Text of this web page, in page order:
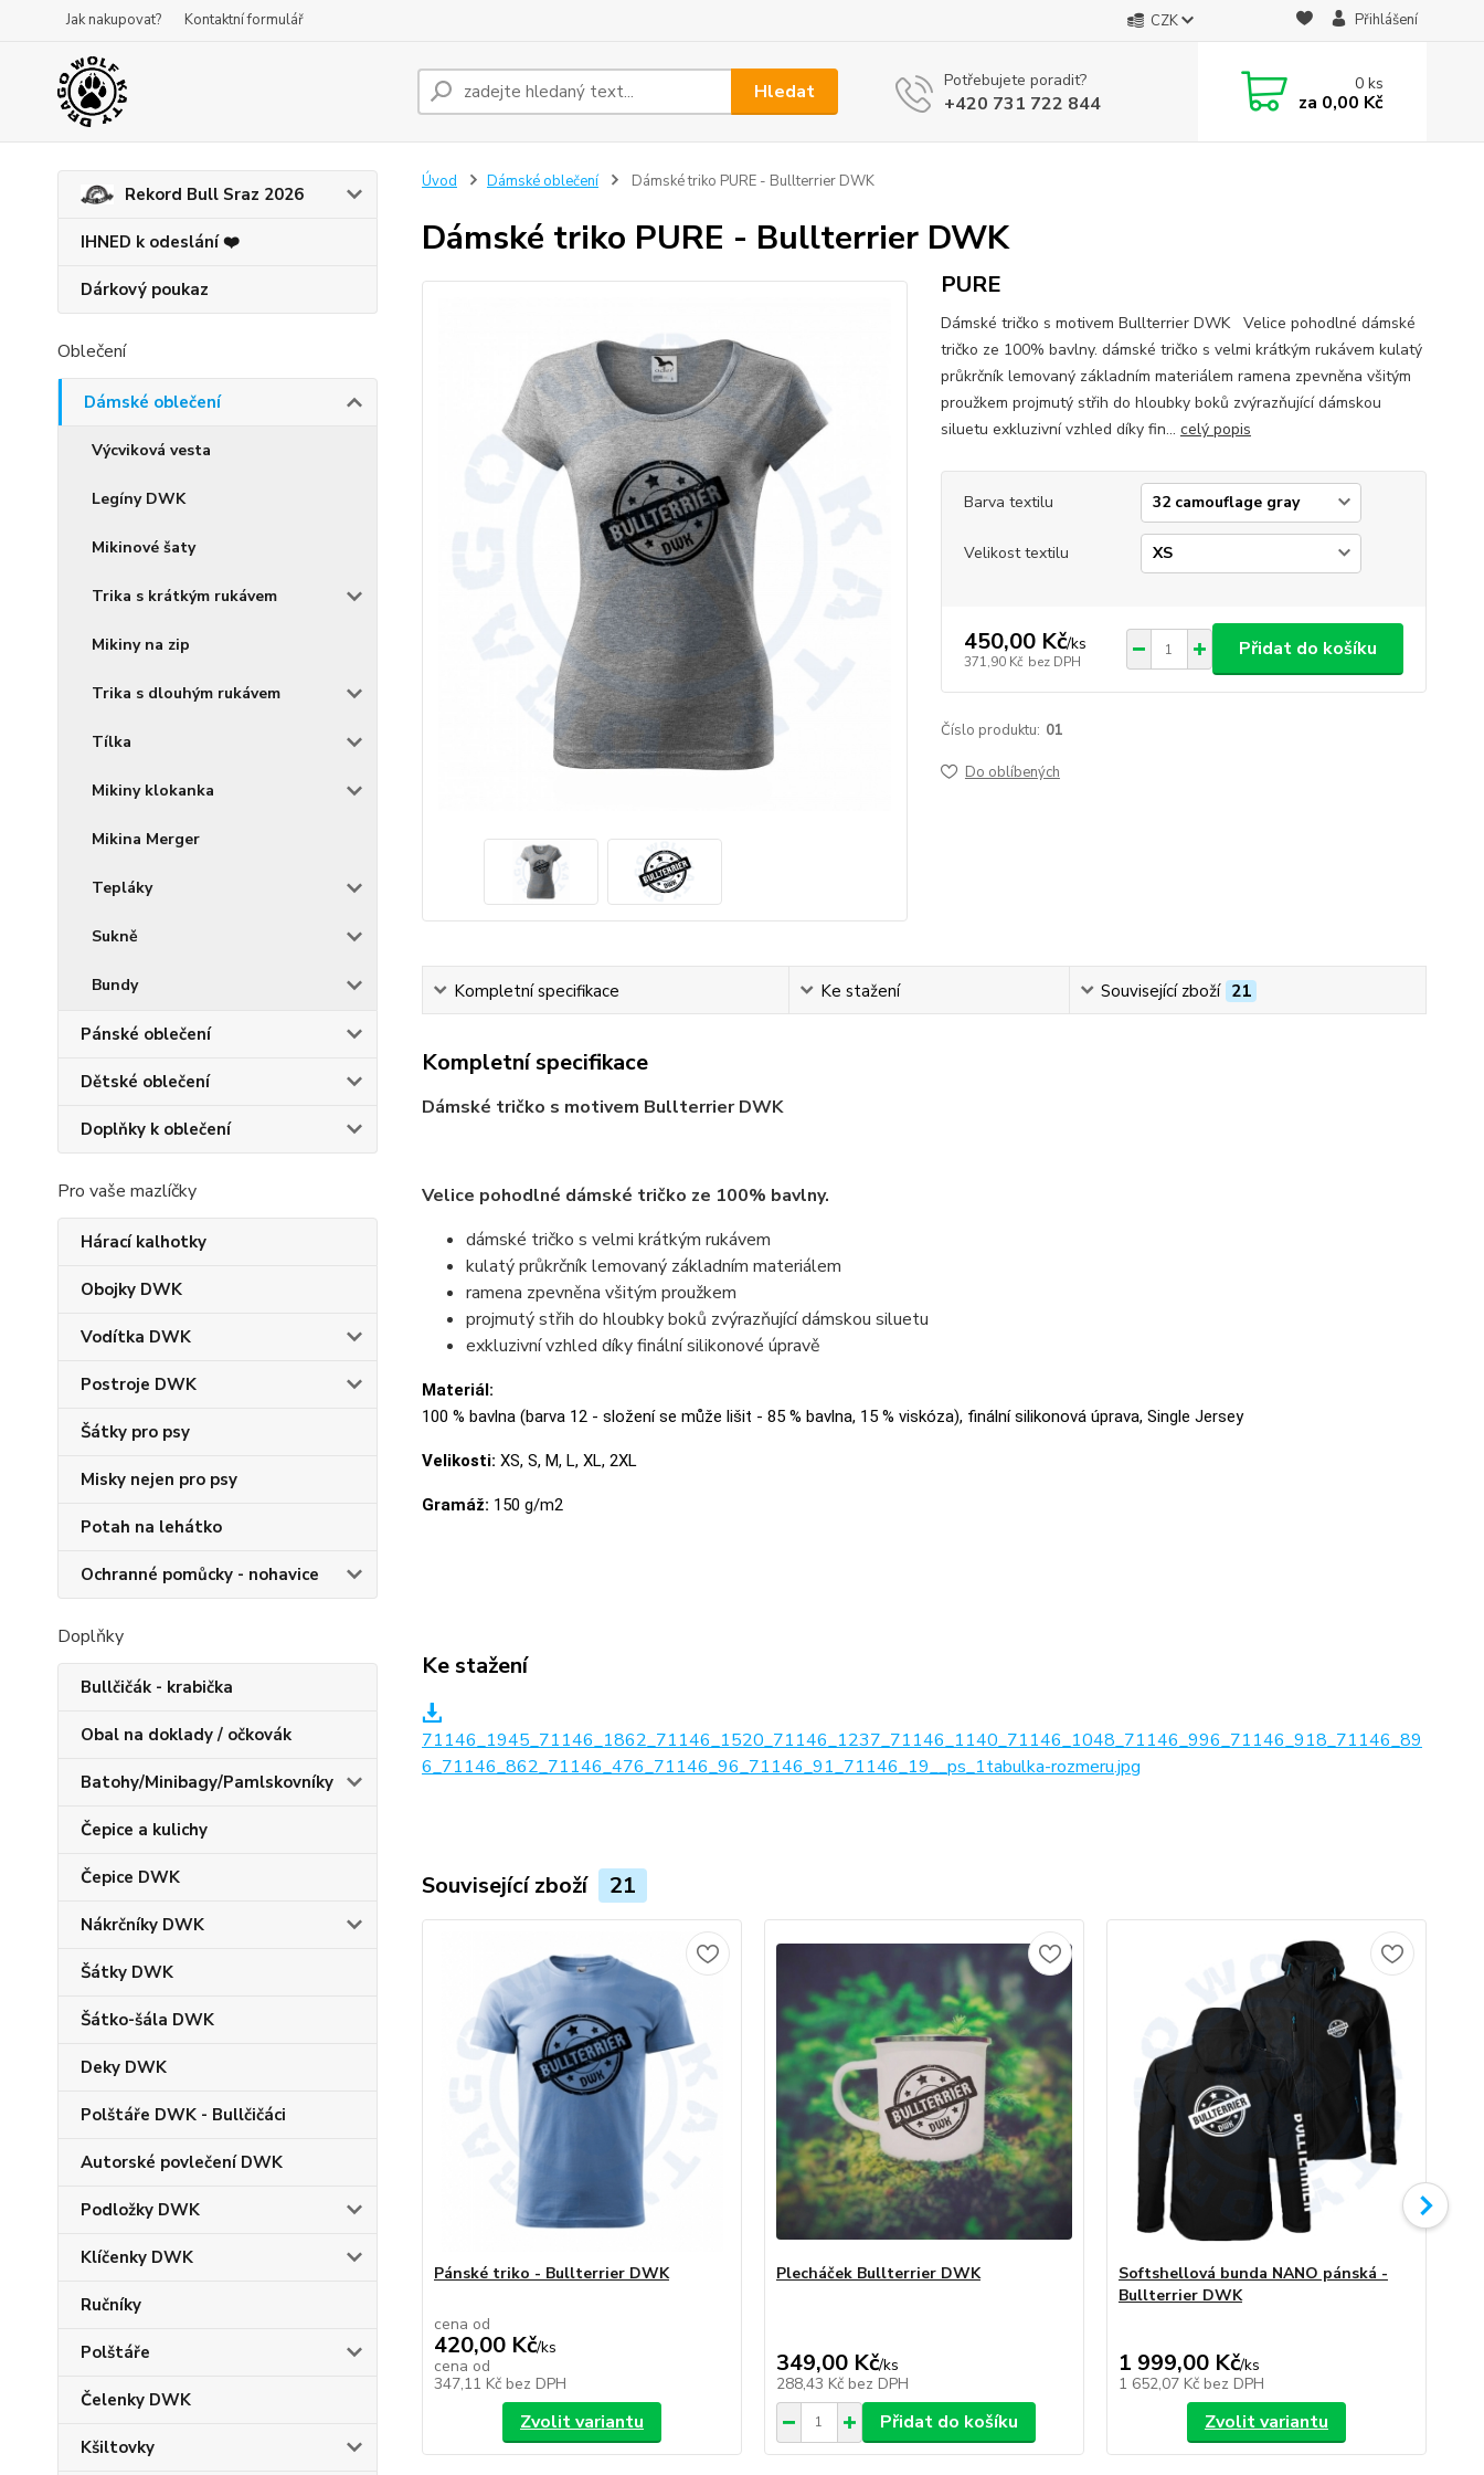
Jak nakupovat? Kontaktní formulář CZK Přihlášení
Hledat Potřebujete poradit?
+420 731 722 844
0ks
za 0,00 Kč
Rekord Bull Sraz 2026
IHNED k odeslání ❤️
Dárkový poukaz
Oblečení
Dámské oblečení
Výcviková vesta
Legíny DWK
Mikinové šaty
Trika s krátkým rukávem
Mikiny na zip
Trika s dlouhým rukávem
Tílka
Mikiny klokanka
Mikina Merger
Tepláky
Sukně
Bundy
Pánské oblečení
Dětské oblečení
Doplňky k oblečení
Pro vaše mazlíčky
Hárací kalhotky
Obojky DWK
Vodítka DWK
Postroje DWK
Šátky pro psy
Misky nejen pro psy
Potah na lehátko
Ochranné pomůcky - nohavice
Doplňky
Bullčičák - krabička
Obal na doklady / očkovák
Batohy/Minibagy/Pamlskovníky
Čepice a kulichy
Čepice DWK
Nákrčníky DWK
Šátky DWK
Šátko-šála DWK
Deky DWK
Polštáře DWK - Bullčičáci
Autorské povlečení DWK
Podložky DWK
Klíčenky DWK
Ručníky
Polštáře
Čelenky DWK
Kšiltovky
Úvod Dámské oblečení Dámské triko PURE - Bullterrier DWK
Dámské triko PURE - Bullterrier DWK
PURE
Dámské tričko s motivem Bullterrier DWK Velice pohodlné dámské
tričko ze 100% bavlny. dámské tričko s velmi krátkým rukávem kulatý
průkrčník lemovaný základním materiálem ramena zpevněna všitým
proužkem projmutý střih do hloubky boků zvýrazňující dámskou
siluetu exkluzivní vzhled díky fin... celý popis
Barva textilu
Velikost textilu
450,00 Kč/ks
371,90 Kč bez DPH
Přidat do košíku
Číslo produktu: 01
Do oblíbených
Kompletní specifikace Ke stažení Související zboží 21
Kompletní specifikace
Dámské tričko s motivem Bullterrier DWK
Velice pohodlné dámské tričko ze 100% bavlny.
dámské tričko s velmi krátkým rukávem
kulatý průkrčník lemovaný základním materiálem
ramena zpevněna všitým proužkem
projmutý střih do hloubky boků zvýrazňující dámskou siluetu
exkluzivní vzhled díky finální silikonové úpravě
Materiál:
100 % bavlna (barva 12 - složení se může lišit - 85 % bavlna, 15 % viskóza), finální silikonová úprava, Single Jersey
Velikosti: XS, S, M, L, XL, 2XL
Gramáž: 150 g/m2
Ke stažení
71146_1945_71146_1862_71146_1520_71146_1237_71146_1140_71146_1048_71146_996_71146_918_71146_89
6_71146_862_71146_476_71146_96_71146_91_71146_19__ps_1tabulka-rozmeru.jpg
Související zboží 21
Pánské triko - Bullterrier DWK
cena od
420,00 Kč/ks
cena od
347,11 Kč bez DPH
Zvolit variantu
Plecháček Bullterrier DWK
349,00 Kč/ks
288,43 Kč bez DPH
Přidat do košíku
Softshellová bunda NANO pánská -
Bullterrier DWK
1 999,00 Kč/ks
1 652,07 Kč bez DPH
Zvolit variantu